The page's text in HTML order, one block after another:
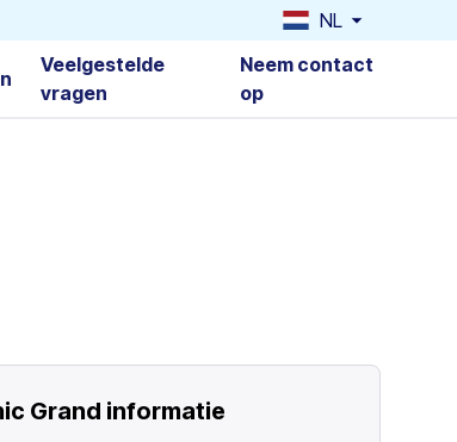
NL
Veelgestelde
vragen
Neem contact
op
Grand informatie